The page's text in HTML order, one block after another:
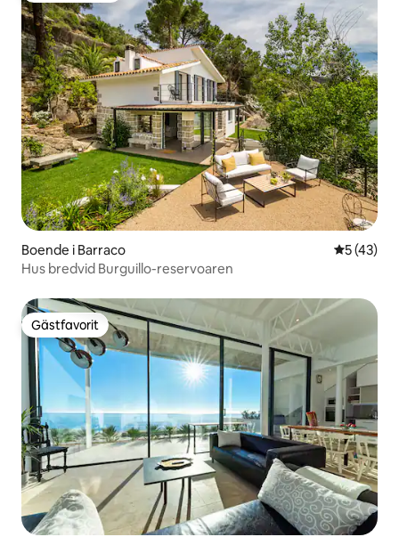
Boende i Barraco 5 av 5 i
5 (43)
Hus bredvid Burguillo-reservoaren
Gästfavorit
Gästfavorit